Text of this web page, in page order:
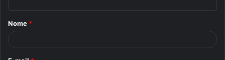
r
Nome *